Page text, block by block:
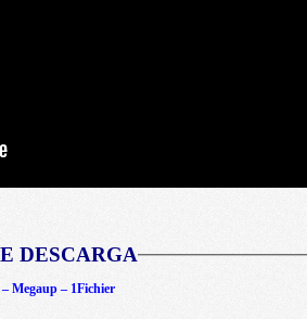
DESCARGA
Megaup – 1Fichier